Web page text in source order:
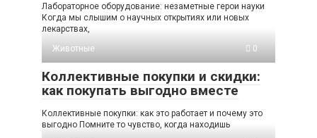
Лабораторное оборудование: незаметные герои науки
Когда мы слышим о научных открытиях или новых
лекарствах,
Животные
0
Коллективные покупки и скидки:
как покупать выгодно вместе
Коллективные покупки: как это работает и почему это
выгодно Помните то чувство, когда находишь